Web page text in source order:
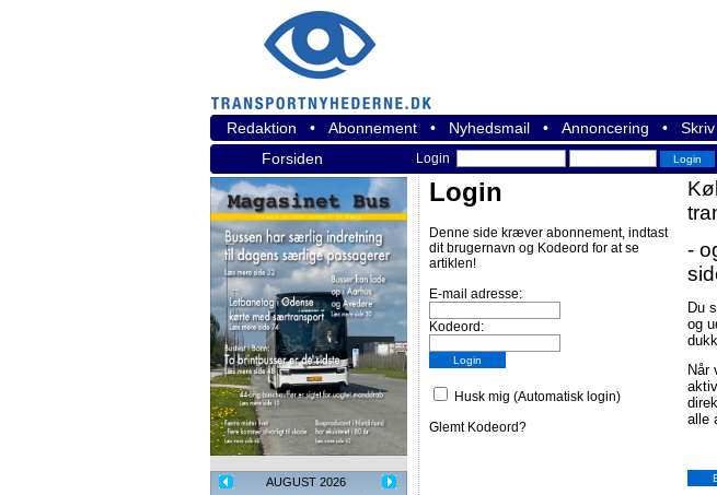
Redaktion • Abonnement • Nyhedsmail • Annoncering •
Forsiden
Login
AUGUST 2026
Login
Denne side kræver abonnement, indtast
dit brugernavn og Kodeord for at se
artiklen!
E-mail adresse:
Kodeord:
Husk mig (Automatisk login)
Glemt Kodeord?
-
Du
og
Når
alle